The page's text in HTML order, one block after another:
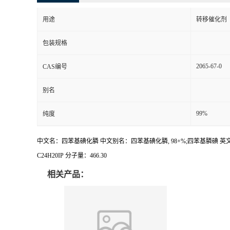
用途 转移催化剂
包装规格
CAS编号 2065-67-0
别名
纯度 99%
中文名：四苯基碘化膦 中文别名：四苯基碘化膦, 98+%;四苯基膦碘 英
C24H20IP 分子量：466.30
相关产品：